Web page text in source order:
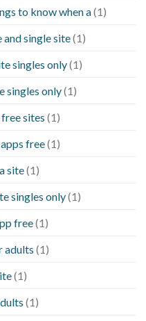
to know when a(1)
single site(1)
singles only(1)
singles only(1)
sites (1)
free(1)
site(1)
singles only(1)
free(1)
adults (1)
(1)
(1)